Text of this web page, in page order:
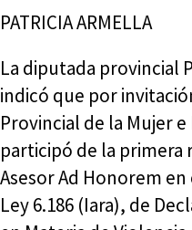
PATRICIA ARMELLA
La diputada provincial
indicó que por
Provincial de la Mujer
participó de la primera
Asesor Ad Honorem
Ley 6.186 (Iara), de